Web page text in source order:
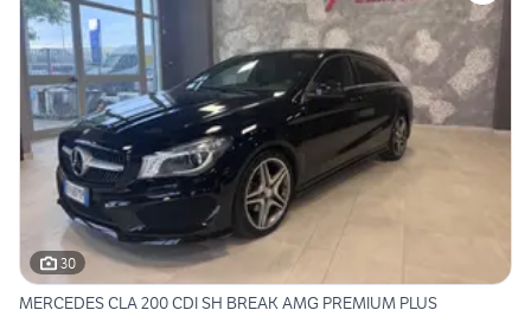
30
MERCEDES CLA 200 CDI SH BREAK AMG PREMIUM PLUS